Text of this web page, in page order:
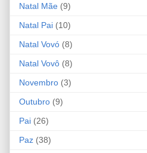
Natal Mãe (9)
Natal Pai (10)
Natal Vovó (8)
Natal Vovô (8)
Novembro (3)
Outubro (9)
Pai (26)
Paz (38)